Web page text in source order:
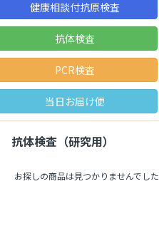
健康相談付抗原検査
抗体検査
PCR検査
当日お届け便
抗体検査（研究用）
お探しの商品は見つかりませんでした